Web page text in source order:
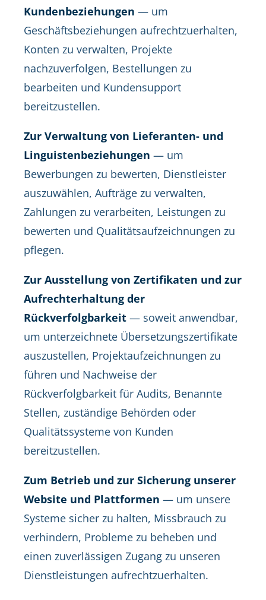
Kundenbeziehungen — um
Geschäftsbeziehungen aufrechtzuerhalten,
Konten zu verwalten, Projekte
nachzuverfolgen, Bestellungen zu
bearbeiten und Kundensupport
bereitzustellen.
Zur Verwaltung von Lieferanten- und
Linguistenbeziehungen — um
Bewerbungen zu bewerten, Dienstleister
auszuwählen, Aufträge zu verwalten,
Zahlungen zu verarbeiten, Leistungen zu
bewerten und Qualitätsaufzeichnungen zu
pflegen.
Zur Ausstellung von Zertifikaten und zur
Aufrechterhaltung der
Rückverfolgbarkeit — soweit anwendbar,
um unterzeichnete Übersetzungszertifikate
auszustellen, Projektaufzeichnungen zu
führen und Nachweise der
Rückverfolgbarkeit für Audits, Benannte
Stellen, zuständige Behörden oder
Qualitätssysteme von Kunden
bereitzustellen.
Zum Betrieb und zur Sicherung unserer
Website und Plattformen — um unsere
Systeme sicher zu halten, Missbrauch zu
verhindern, Probleme zu beheben und
einen zuverlässigen Zugang zu unseren
Dienstleistungen aufrechtzuerhalten.